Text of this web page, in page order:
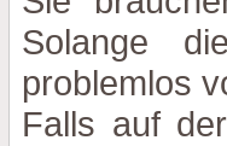
Solange
problemlos
Falls auf